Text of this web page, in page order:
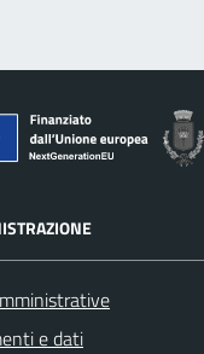
e dati